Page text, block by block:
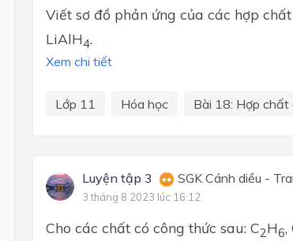
Viết sơ đồ phản ứng của các hợp
LiAlH4.
Xem chi tiết
Lớp 11 Hóa học Bài 18: Hợp chất
Luyện tập 3 SGK Cánh diều -
3 tháng 8 2023 lúc 16:12
Cho các chất có công thức sau: C2H6,